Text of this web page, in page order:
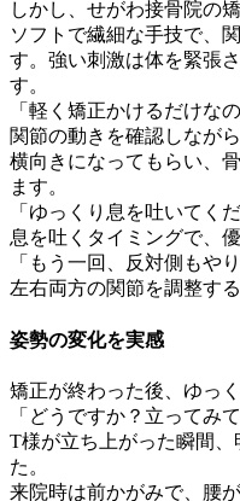
しかし、せがわ接骨院の
ソフトで繊細な手技で、
す。強い刺激は体を緊張
す。
「軽く矯正かけるだけなの
関節の動きを確認しなが
横向きになってもらい、
ます。
「ゆっくり息を吐いてくだ
息を吐くタイミングで、
「もう一回、反対側もや
左右両方の関節を調整す
姿勢の変化を実感
矯正が終わった後、ゆっ
「どうですか？立ってみ
T様が立ち上がった瞬間
た。
来院時は前かがみで、腰